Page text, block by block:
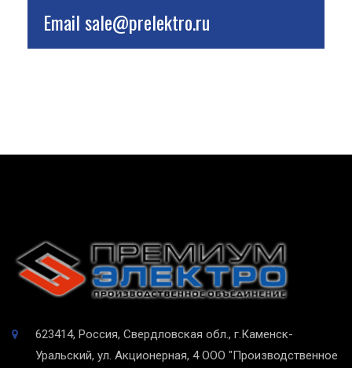
Emailsale@prelektro.ru
623414, Россия, Свердловская обл., г.Каменск-
Уральский, ул. Акционерная, 4 ООО "Производственное